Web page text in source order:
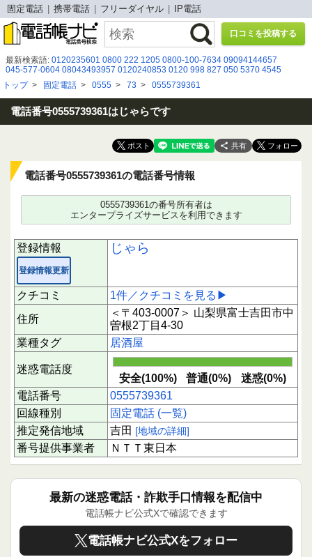
固定電話 携帯電話 フリーダイヤル IP電話
口コミを投稿する
最新検索語: 0120235601 0800 222 1205 0800-100-7634 09094144657
045-577-0604 08043493957 0120240853 0120 998 827 050 5370 4545
08001232147 08007778550
06-6223-6635 08005001137 0366360855 0120355422
08075080371 08070224557 0120102800 0120032600 08006664921
09047917832 08090182965
トップ> 固定電話 > 0555 > 73 > 0555739361
電話番号0555739361はじゃらです
共有
電話番号0555739361の電話番号情報
0555739361の番号所有者は
エンタープライズサービスを利用できます
登録情報
登録情報更新
じゃら
クチコミ
1件／クチコミを見る▶
住所
＜〒403-0007＞ 山梨県富士吉田市中
曽根2丁目4-30
業種タグ
居酒屋
迷惑電話度
安全(100%) 普通(0%)
迷惑(0%)
電話番号
0555739361
回線種別
固定電話 (一覧)
推定発信地域
吉田 [地域の詳細]
番号提供事業者 ＮＴＴ東日本
最新の迷惑電話・詐欺手口情報を配信中
電話帳ナビ公式Xで確認できます
電話帳ナビ公式Xをフォロー